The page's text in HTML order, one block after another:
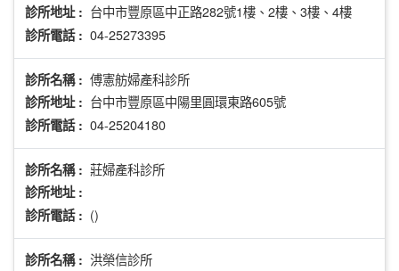
診所地址 : 台中市豐原區中正路282號1樓、2樓、3樓、4樓
診所電話 : 04-25273395
診所名稱 : 傅憲舫婦產科診所
診所地址 : 台中市豐原區中陽里圓環東路605號
診所電話 : 04-25204180
診所名稱 : 莊婦產科診所
診所地址 :
診所電話 : ()
診所名稱 : 洪榮信診所